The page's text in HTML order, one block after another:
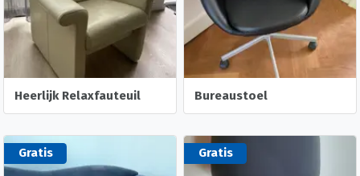
Heerlijk Relaxfauteuil Bureaustoel
Gratis Gratis